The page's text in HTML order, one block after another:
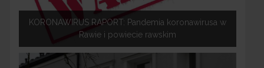
KORONAWIRUS RAPORT: Pandemia koronawirusa w
Rawie i powiecie rawskim